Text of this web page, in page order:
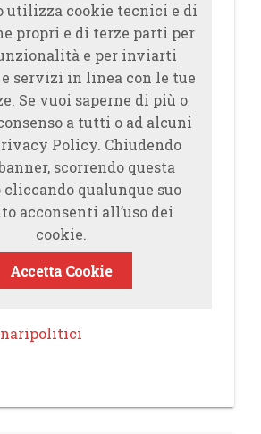
utilizza cookie tecnici e di
propri e di terze parti per
e per inviarti
servizi in linea con le tue
Se vuoi saperne di più o
a tutti o ad alcuni
Policy. Chiudendo
scorrendo questa
cliccando qualunque suo
acconsenti all’uso dei
cookie.
Accetta Cookie